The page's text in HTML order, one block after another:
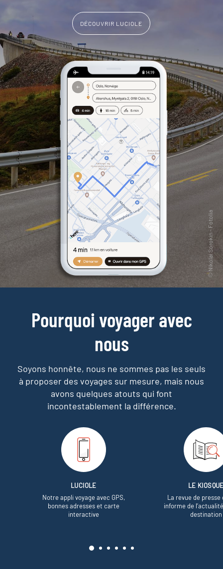
DÉCOUVRIR LUCIOLE
Pourquoi voyager avec
nous
Soyons honnête, nous ne sommes pas les seuls
à proposer des voyages sur mesure, mais nous
avons quelques atouts qui font
incontestablement la différence.
LUCIOLE
Notre appli voyage avec GPS,
bonnes adresses et carte
interactive
LE
La revue de presse
informe de
destination